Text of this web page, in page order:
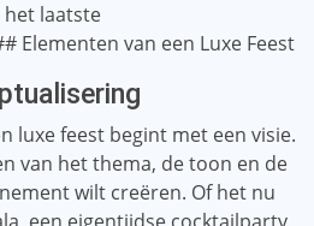
laatste
Elementen van een Luxe Feest
luxe feest begint met een visie.
van het thema, de toon en de
wilt creëren. Of het nu